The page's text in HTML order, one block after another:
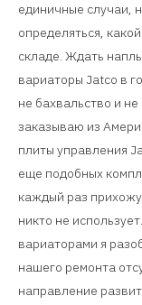
единичные случаи,
определяться,
складе. Ждать
вариаторы Jatco в
не бахвальство и
заказываю из
плиты управления
еще подобных
каждый раз
никто не
вариаторами я
нашего ремонта
направление